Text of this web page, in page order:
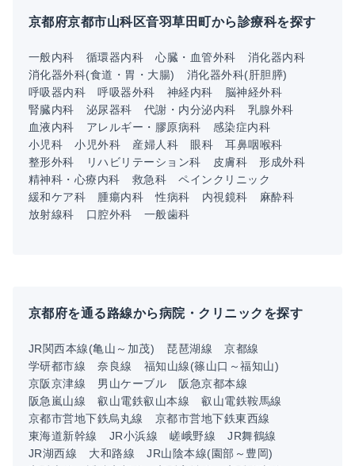
京都府京都市山科区音羽草田町から診療科を探す
一般内科 循環器内科 心臓・血管外科
消化器内科
消化器外科(食道・胃・大腸)
消化器外科(肝胆膵)
呼吸器内科
呼吸器外科 神経内科
脳神経外科
腎臓内科
泌尿器科 代謝・内分泌内科
乳腺外科
血液内科
アレルギー・膠原病科
感染症内科
小児科
小児外科 産婦人科 眼科
耳鼻咽喉科
整形外科
リハビリテーション科 皮膚科
形成外科
精神科・心療内科
救急科
ペインクリニック
緩和ケア科
腫瘍内科 性病科 内視鏡科
麻酔科
放射線科
口腔外科 一般歯科
京都府を通る路線から病院・クリニックを探す
JR関西本線(亀山～加茂) 琵琶湖線
京都線
学研都市線
奈良線
福知山線(篠山口～福知山)
京阪京津線
男山ケーブル
阪急京都本線
阪急嵐山線
叡山電鉄叡山本線
叡山電鉄鞍馬線
京都市営地下鉄烏丸線
京都市営地下鉄東西線
東海道新幹線
JR小浜線 嵯峨野線
JR舞鶴線
JR湖西線
大和路線
JR山陰本線(園部～豊岡)